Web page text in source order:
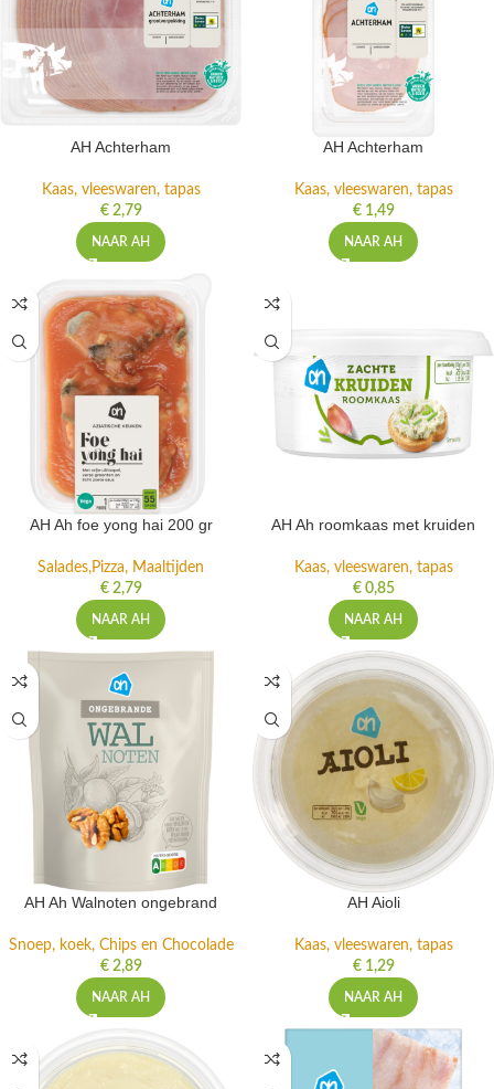
AH Achterham
Kaas, vleeswaren, tapas
€2,79
NAAR AH
AH Achterham
Kaas, vleeswaren, tapas
€1,49
NAAR AH
AH Ah foe yong hai 200 gr
Salades,Pizza, Maaltijden
€2,79
NAAR AH
AH Ah roomkaas met kruiden
Kaas, vleeswaren, tapas
€0,85
NAAR AH
AH Ah Walnoten ongebrand
Snoep, koek, Chips en Chocolade
€2,89
NAAR AH
AH Aioli
Kaas, vleeswaren, tapas
€1,29
NAAR AH